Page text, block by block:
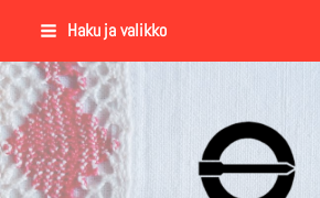
Siirry
sisältöön
Haku ja valikko